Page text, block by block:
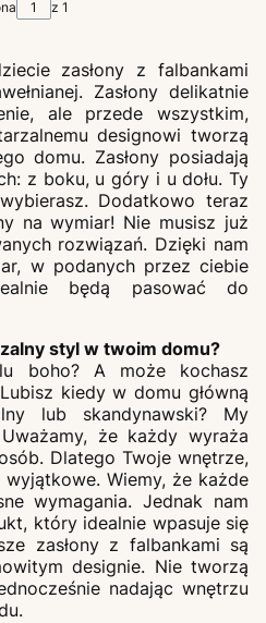
z 1
zasłony z falbankami
Zasłony delikatnie
ale przede wszystkim,
designowi tworzą
domu. Zasłony posiadają
z boku, u góry i u dołu. Ty
Dodatkowo teraz
na wymiar! Nie musisz już
rozwiązań. Dzięki nam
w podanych przez ciebie
będą pasować do
styl w twoim domu?
boho? A może kochasz
kiedy w domu główną
lub skandynawski? My
że każdy wyraża
Dlatego Twoje wnętrze,
Wiemy, że każde
wymagania. Jednak nam
który idealnie wpasuje się
zasłony z falbankami są
designie. Nie tworzą
nadając wnętrzu